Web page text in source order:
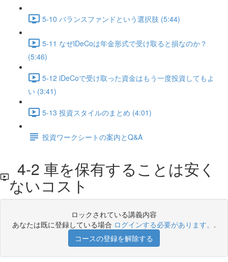
5-10 バランスファンドという選択肢 (5:44)
5-11 なぜiDeCoは年金形式で受け取ると損なのか？
(5:46)
5-12 iDeCoで受け取った資金はもう一度投資してもよ
い (3:41)
5-13 投資スタイルのまとめ (4:01)
投資ワークシートの案内とQ&A
4-2 車を保有することは安く
ないコスト
ロックされている講義内容
あなたは既に登録している場合 ログインする必要があります。 .
コースの登録を解除する